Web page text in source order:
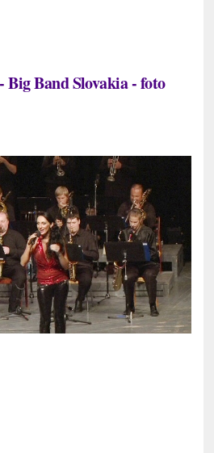
- Big Band Slovakia- foto